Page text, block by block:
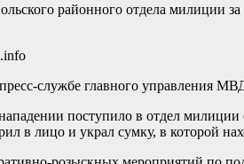
районного отдела милиции
службе главного управления
поступило в отдел
в лицо и украл сумку, в которой